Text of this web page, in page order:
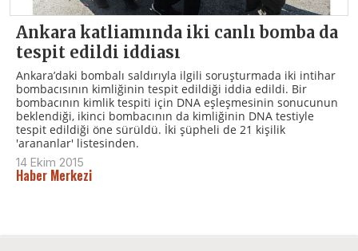
Ankara katliamında iki canlı bomba da
tespit edildi iddiası
Ankara’daki bombalı saldırıyla ilgili soruşturmada iki intihar
bombacısının kimliğinin tespit edildiği iddia edildi. Bir
bombacının kimlik tespiti için DNA eşleşmesinin sonucunun
beklendiği, ikinci bombacının da kimliğinin DNA testiyle
tespit edildiği öne sürüldü. İki şüpheli de 21 kişilik
'arananlar' listesinden.
14 Ekim 2015
Haber Merkezi